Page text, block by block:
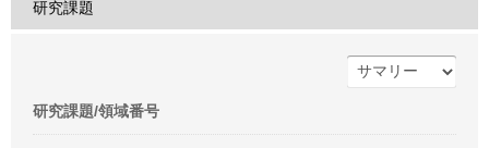
研究課題
研究課題/領域番号